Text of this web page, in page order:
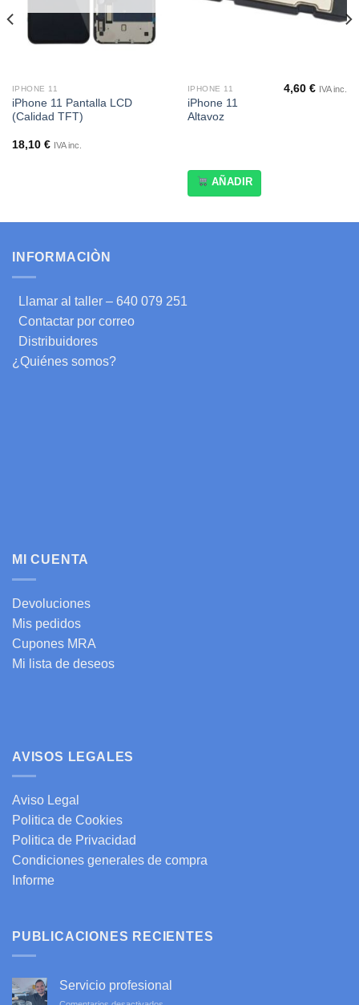
IPHONE 11
iPhone 11 Pantalla LCD
(Calidad TFT)
18,10 € IVA inc.
IPHONE 11
iPhone 11
Altavoz
4,60€ IVA inc.
AÑADIR
INFORMACIÒN
Llamar al taller – 640 079 251
Contactar por correo
Distribuidores
¿Quiénes somos?
MI CUENTA
Devoluciones
Mis pedidos
Cupones MRA
Mi lista de deseos
AVISOS LEGALES
Aviso Legal
Politica de Cookies
Politica de Privacidad
Condiciones generales de compra
Informe
PUBLICACIONES RECIENTES
Servicio profesional